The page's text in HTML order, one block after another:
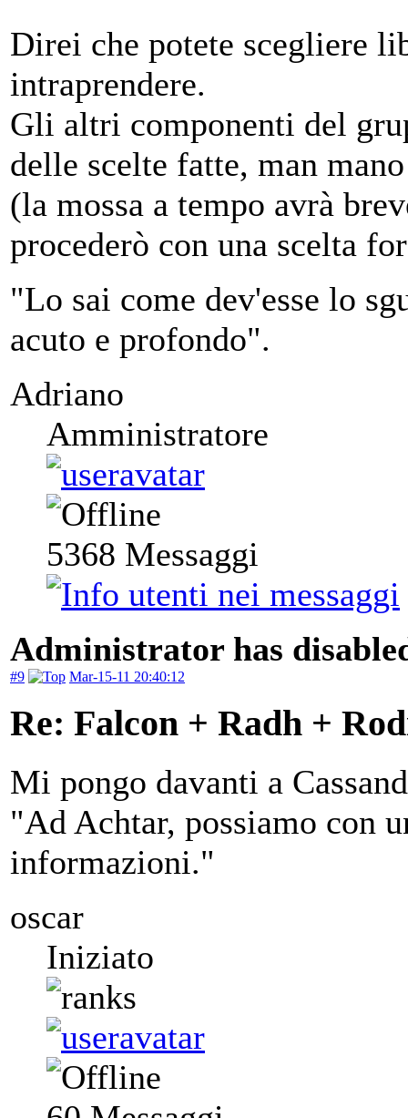
Direi che potete scegliere
intraprendere.
Gli altri componenti del
delle scelte fatte, man
(la mossa a tempo avrà
procederò con una scelta
"Lo sai come dev'esse lo
acuto e profondo".
Adriano
Amministratore
5368 Messaggi
Administrator has
#9 Mar-15-11 20:40:12
Re: Falcon + Radh +
Mi pongo davanti a
"Ad Achtar, possiamo con
informazioni."
oscar
Iniziato